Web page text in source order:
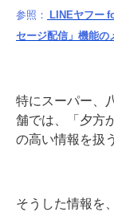
参照：
LINEヤフー
セージ配信」機能の
特にスーパー、
舗では、「夕方
の高い情報を扱
そうした情報を